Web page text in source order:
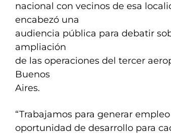
nacional con vecinos de esa
encabezó una
audiencia pública para debatir
ampliación
de las operaciones del tercer
Buenos
Aires.
“Trabajamos para generar
oportunidad de desarrollo para